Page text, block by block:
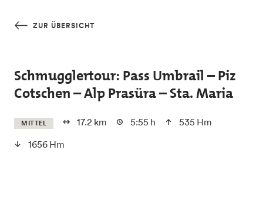
ZUR ÜBERSICHT
Schmugglertour: Pass Umbrail – Piz
Cotschen – Alp Prasüra – Sta. Maria
MITTEL 17.2 km 5:55 h
535 Hm
1656 Hm